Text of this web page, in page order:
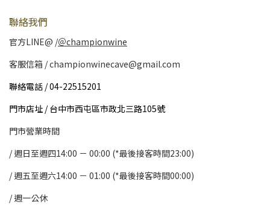
聯絡我們
官方LINE@ /＠championwine
客服信箱 / championwinecave@gmail.com
聯絡電話 / 04-22515201
門市店址 / 台中市西屯區市政北三路105號
門市營業時間
/ 週日至週四14:00 － 00:00 (*最後接客時間23:00)
/週五至週六14:00 － 01:00 (*最後接客時間00:00)
/週一公休